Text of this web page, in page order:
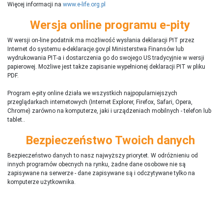
Więcej informacji na www.e-life.org.pl
Wersja online programu e-pity
W wersji on-line podatnik ma możliwość wysłania deklaracji PIT przez
Internet do systemu e-deklaracje.gov.pl Ministerstwa Finansów lub
wydrukowania PIT-a i dostarczenia go do swojego US tradycyjnie w wersji
papierowej. Możliwe jest także zapisanie wypełnionej deklaracji PIT w pliku
PDF.
Program e-pity online działa we wszystkich najpopularniejszych
przeglądarkach internetowych (Internet Explorer, Firefox, Safari, Opera,
Chrome) zarówno na komputerze, jaki i urządzeniach mobilnych - telefon lub
tablet..
Bezpieczeństwo Twoich danych
Bezpieczeństwo danych to nasz najwyższy priorytet. W odróżnieniu od
innych programów obecnych na rynku, żadne dane osobowe nie są
zapisywane na serwerze - dane zapisywane są i odczytywane tylko na
komputerze użytkownika.